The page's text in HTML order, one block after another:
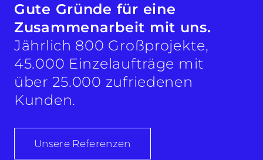
Gute Gründe für eine
Zusammen­arbeit mit uns.
Jährlich 800 Großprojekte,
45.000 Einzelaufträge mit
über 25.000 zufriedenen
Kunden.
Unsere Referenzen